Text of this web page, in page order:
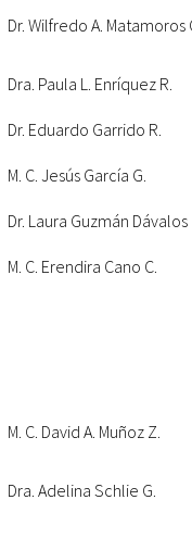
Dr. Wilfredo A. Matamoros
Dra. Paula L. Enríquez R.
Dr. Eduardo Garrido R.
M. C. Jesús García G.
Dr. Laura Guzmán Dávalos
M. C. Erendira Cano C.
M. C. David A. Muñoz Z.
Dra. Adelina Schlie G.